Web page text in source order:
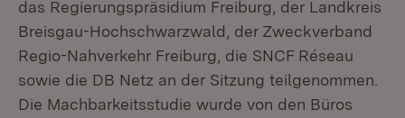
das Regierungspräsidium Freiburg, der Landkreis
Breisgau-Hochschwarzwald, der Zweckverband
Regio-Nahverkehr Freiburg, die SNCF Réseau
sowie die DB Netz an der Sitzung teilgenommen.
Die Machbarkeitsstudie wurde von den Büros